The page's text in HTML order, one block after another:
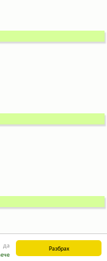
Разбрах
да
Правила и условия|Полезна
да бъдат използвани без